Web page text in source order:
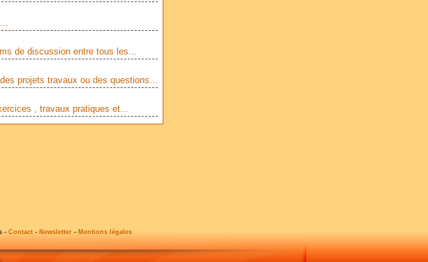
de discussion entre tous les...
projets travaux ou des questions...
, travaux pratiques et...
- Contact - Newsletter - Mentions légales